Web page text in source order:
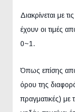
Διακρίνεται με
έχουν οι τιμές
0~1.
Όπως επίσης
όρου της
πραγματικές) με